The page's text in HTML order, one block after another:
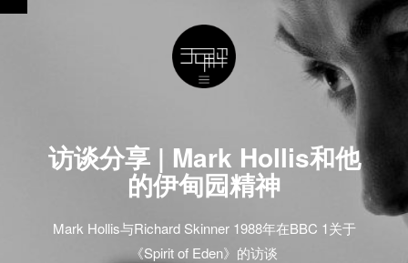
访谈分享 | Mark Hollis和他
的伊甸园精神
Mark Hollis与Richard Skinner 1988年在BBC 1关于
《Spirit of Eden》的访谈